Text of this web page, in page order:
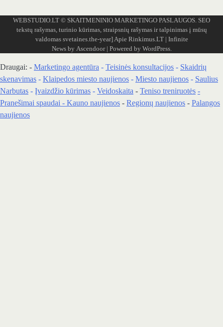
WEBSTUDIO.LT © SKAITMENINIO MARKETINGO PASLAUGOS. SEO
tekstų rašymas, turinio kūrimas, straipsnių rašymas ir talpinimas į mūsų
valdomas svetaines.the-year] Apie Rinkimus.LT| Infinite
News by Ascendoor| Powered by WordPress.
Draugai: - Marketingo agentūra - Teisinės konsultacijos - Skaidrių
skenavimas - Klaipedos miesto naujienos - Miesto naujienos - Saulius
Narbutas - Įvaizdžio kūrimas - Veidoskaita - Teniso treniruotės -
Pranešimai spaudai - Kauno naujienos - Regionų naujienos - Palangos
naujienos